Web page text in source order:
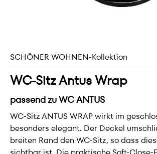
SCHÖNER WOHNEN-Kollektion
WC-Sitz Antus Wrap
passend zu WC ANTUS
WC-Sitz ANTUS WRAP wirkt im
besonders elegant. Der Deckel
breiten Rand den WC-Sitz, so dass